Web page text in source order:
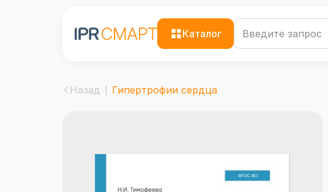
Каталог
Назад Гипертрофии сердца